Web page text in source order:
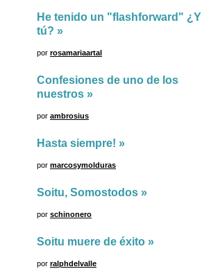
He tenido un "flashforward" ¿Y
tú? »
por rosamariaartal
Confesiones de uno de los
nuestros »
por ambrosius
Hasta siempre! »
por marcosymolduras
Soitu, Somostodos »
por schinonero
Soitu muere de éxito »
por ralphdelvalle